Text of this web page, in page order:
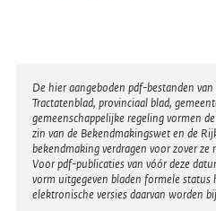
Disclaimer
De hier aangeboden pdf-bestanden
Tractatenblad, provinciaal blad,
gemeenschappelijke regeling vormen
zin van de Bekendmakingswet en de
bekendmaking verdragen voor zover
Voor pdf-publicaties van vóór deze
vorm uitgegeven bladen formele status
elektronische versies daarvan worden